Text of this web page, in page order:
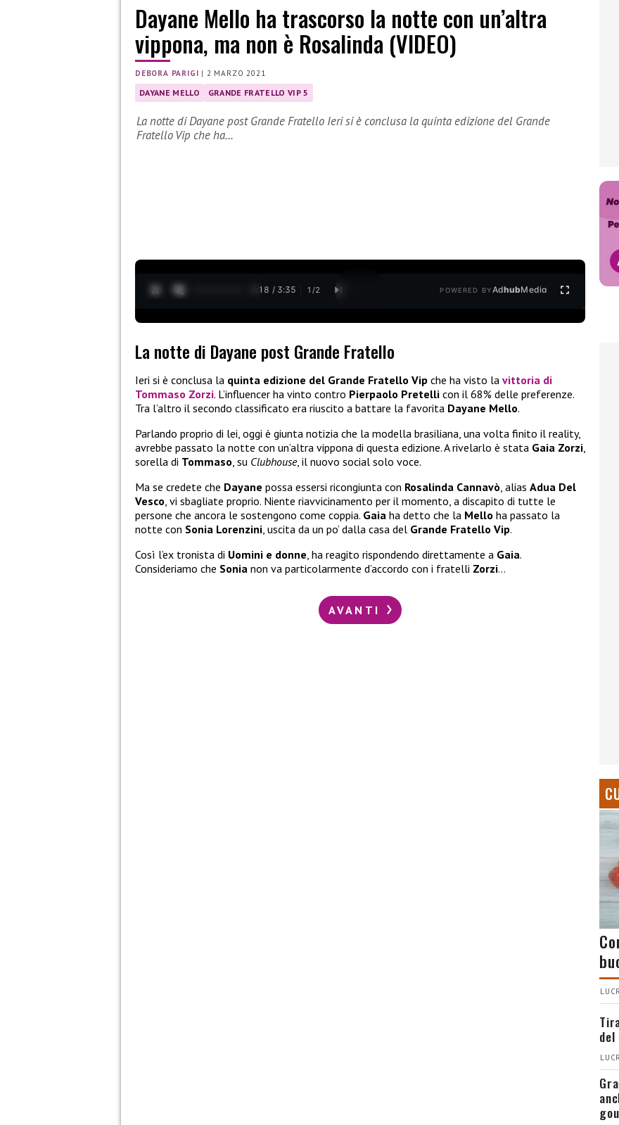
Dayane Mello ha trascorso la notte con un’altra
vippona, ma non è Rosalinda (VIDEO)
DEBORA PARIGI | 2 MARZO 2021
DAYANE MELLO GRANDE FRATELLO VIP 5
La notte di Dayane post Grande Fratello Ieri si è conclusa la quinta edizione del Grande
Fratello Vip che ha…
0:19 / 3:35 1 /2 POWERED BYAdhubMedia
La notte di Dayane post Grande Fratello
Ieri si è conclusa la quinta edizione del Grande Fratello Vip che ha visto la vittoria di
Tommaso Zorzi. L’influencer ha vinto contro Pierpaolo Pretelli con il 68% delle preferenze.
Tra l’altro il secondo classificato era riuscito a battare la favorita Dayane Mello.
Parlando proprio di lei, oggi è giunta notizia che la modella brasiliana, una volta finito il reality,
avrebbe passato la notte con un’altra vippona di questa edizione. A rivelarlo è stata Gaia Zorzi,
sorella di Tommaso, su Clubhouse, il nuovo social solo voce.
Ma se credete che Dayane possa essersi ricongiunta con Rosalinda Cannavò, alias Adua Del
Vesco, vi sbagliate proprio. Niente riavvicinamento per il momento, a discapito di tutte le
persone che ancora le sostengono come coppia. Gaia ha detto che la Mello ha passato la
notte con Sonia Lorenzini, uscita da un po’ dalla casa del Grande Fratello Vip.
Così l’ex tronista di Uomini e donne, ha reagito rispondendo direttamente a Gaia.
Consideriamo che Sonia non va particolarmente d’accordo con i fratelli Zorzi…
AVANTI